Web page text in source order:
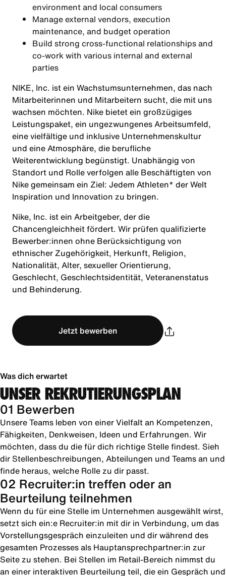
environment and local consumers
Manage external vendors, execution
maintenance, and budget operation
Build strong cross-functional relationships and
co-work with various internal and external
parties
NIKE, Inc. ist ein Wachstumsunternehmen, das nach
Mitarbeiterinnen und Mitarbeitern sucht, die mit uns
wachsen möchten. Nike bietet ein großzügiges
Leistungspaket, ein ungezwungenes Arbeitsumfeld,
eine vielfältige und inklusive Unternehmenskultur
und eine Atmosphäre, die berufliche
Weiterentwicklung begünstigt. Unabhängig von
Standort und Rolle verfolgen alle Beschäftigten von
Nike gemeinsam ein Ziel: Jedem Athleten* der Welt
Inspiration und Innovation zu bringen.
Nike, Inc. ist ein Arbeitgeber, der die
Chancengleichheit fördert. Wir prüfen qualifizierte
Bewerber:innen ohne Berücksichtigung von
ethnischer Zugehörigkeit, Herkunft, Religion,
Nationalität, Alter, sexueller Orientierung,
Geschlecht, Geschlechtsidentität, Veteranenstatus
und Behinderung.
Jetzt bewerben
Was dich erwartet
UNSER REKRUTIERUNGSPLAN
01 Bewerben
Unsere Teams leben von einer Vielfalt an Kompetenzen,
Fähigkeiten, Denkweisen, Ideen und Erfahrungen. Wir
möchten, dass du die für dich richtige Stelle findest. Sieh
dir Stellenbeschreibungen, Abteilungen und Teams an und
finde heraus, welche Rolle zu dir passt.
02 Recruiter:in treffen oder an
Beurteilung teilnehmen
Wenn du für eine Stelle im Unternehmen ausgewählt wirst,
setzt sich ein:e Recruiter:in mit dir in Verbindung, um das
Vorstellungsgespräch einzuleiten und dir während des
gesamten Prozesses als Hauptansprechpartner:in zur
Seite zu stehen. Bei Stellen im Retail-Bereich nimmst du
an einer interaktiven Beurteilung teil, die ein Gespräch und